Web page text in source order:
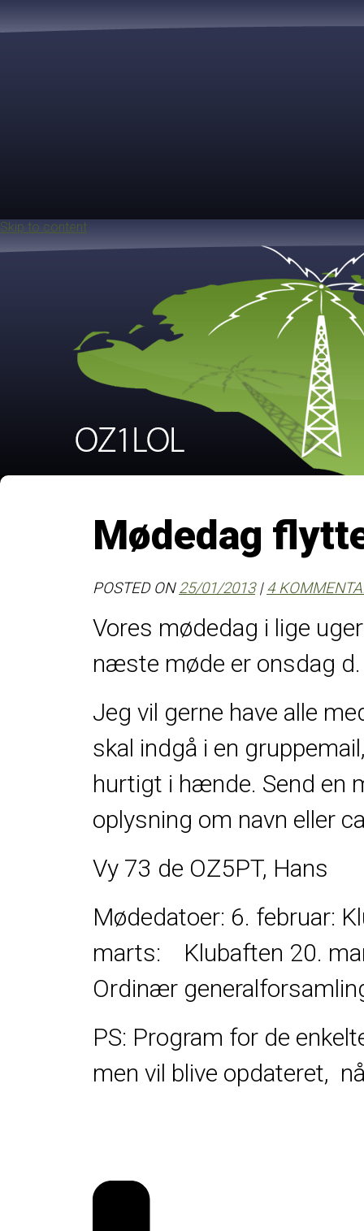
Skip to content
Mødedag
POSTED ON 25/01/2013 | 4
Vores mødedag i lige
næste møde er onsdag d.
Jeg vil gerne have alle
skal indgå i en
hurtigt i hænde. Send en
oplysning om navn eller
Vy 73 de OZ5PT, Hans
Mødedatoer: 6. februar:
marts: Klubaften 20.
Ordinær
PS: Program for de
men vil blive opdateret,